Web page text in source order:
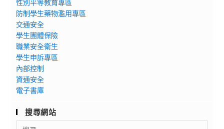
性別平等教育專區
防制學生藥物濫用專區
交通安全
學生團體保險
職業安全衛生
學生申訴專區
內部控制
資通安全
電子書庫
搜尋網站
Search